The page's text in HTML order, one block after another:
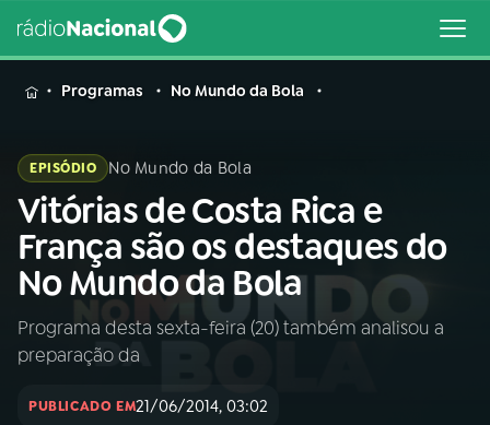
MENU
Buscar
na
Rádio
Nacional
Buscar
AO VIVO
INÍCIO
Programas No Mundo da Bola
EPISÓDIO No Mundo da Bola
Vitórias de Costa Rica e
França são os destaques do
No Mundo da Bola
Programa desta sexta-feira (20) também analisou a
preparação da
PUBLICADO EM21/06/2014, 03:02